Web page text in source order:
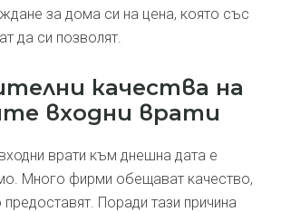
за дома си на цена, която със
да си позволят.
качества на
входни врати
врати към днешна дата е
Много фирми обещават качество,
Поради тази причина